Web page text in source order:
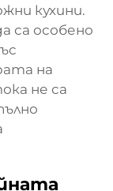
кухини.
са особено
на
не са